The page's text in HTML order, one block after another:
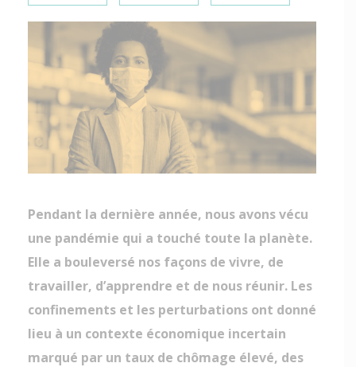
Pendant la dernière année, nous avons vécu
une pandémie qui a touché toute la planète.
Elle a bouleversé nos façons de vivre, de
travailler, d’apprendre et de nous réunir. Les
confinements et les perturbations ont donné
lieu à un contexte économique incertain
marqué par un taux de chômage élevé, des